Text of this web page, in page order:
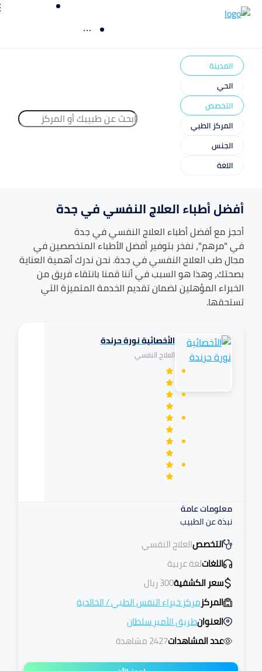
المدينة
الحي
التخصص
المركز الطبي
الجنس
اللغة
أفضل أطباء العلاج النفسي في جدة
أحجز مع أفضل أطباء العلاج النفسيفيجدة
في "مرهم"، نفخر بتوفير أفضل الأطباء المتخصصين في
مجال طبالعلاج النفسيفيجدة. نحن ندرك أهمية العناية
بصحتك، وهذا هو السبب في أننا قمنا بانتقاء فريق من
الخبراء المؤهلين لضمان تقديم الخدمة المتميزة التي
تستحقها.
الأخصائية نورة حرندة
العلاج النفسي
معلومات عامة
نبذة عن الطبيب
التخصصالعلاج النفسي
اللغاتلغة عربية
سعر الكشفية300ريال
المركزمركز خبراء النفس الطبي/الخالدية
العنوانطريق الأمير سلطان
عدد المشاهدات2427 مشاهدة